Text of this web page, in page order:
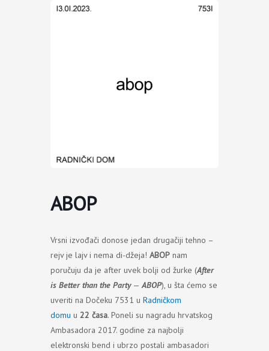
ABOP
Vrsni izvođači donose jedan drugačiji tehno –
rejv je lajv i nema di-džeja! ABOP nam
poručuju da je after uvek bolji od žurke (After
is Better than the Party—ABOP), u šta ćemo se
uveriti na Dočeku 7531 u Radničkom
domu u 22 časa. Poneli su nagradu hrvatskog
Ambasadora 2017. godine za najbolji
elektronski bend i ubrzo postali ambasadori